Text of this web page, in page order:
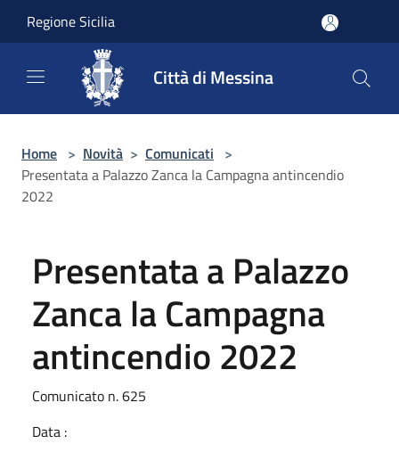
Regione Sicilia
Città di Messina
Home > Novità > Comunicati >
Presentata a Palazzo Zanca la Campagna antincendio
2022
Presentata a Palazzo
Zanca la Campagna
antincendio 2022
Comunicato n. 625
Data :